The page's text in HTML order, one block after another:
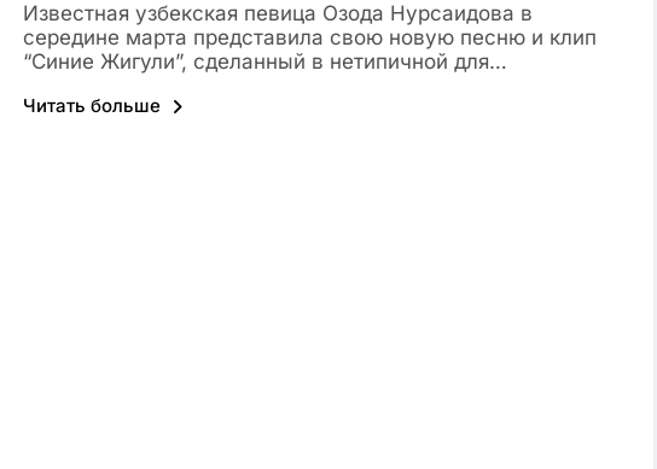
Известная узбекская певица Озода Нурсаидова в
середине марта представила свою новую песню и клип
“Синие Жигули”, сделанный в нетипичной для…
Читать больше